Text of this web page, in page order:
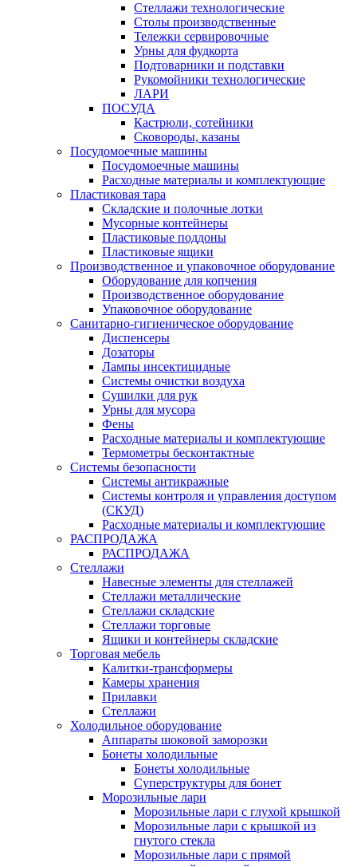
Стеллажи технологические
Столы производственные
Тележки сервировочные
Урны для фудкорта
Подтоварники и подставки
Рукомойники технологические
ЛАРИ
ПОСУДА
Кастрюли, сотейники
Сковороды, казаны
Посудомоечные машины
Посудомоечные машины
Расходные материалы и комплектующие
Пластиковая тара
Складские и полочные лотки
Мусорные контейнеры
Пластиковые поддоны
Пластиковые ящики
Производственное и упаковочное оборудование
Оборудование для копчения
Производственное оборудование
Упаковочное оборудование
Санитарно-гигиеническое оборудование
Диспенсеры
Дозаторы
Лампы инсектицидные
Системы очистки воздуха
Сушилки для рук
Урны для мусора
Фены
Расходные материалы и комплектующие
Термометры бесконтактные
Системы безопасности
Системы антикражные
Системы контроля и управления доступом
(СКУД)
Расходные материалы и комплектующие
РАСПРОДАЖА
РАСПРОДАЖА
Стеллажи
Навесные элементы для стеллажей
Стеллажи металлические
Стеллажи складские
Стеллажи торговые
Ящики и контейнеры складские
Торговая мебель
Калитки-трансформеры
Камеры хранения
Прилавки
Стеллажи
Холодильное оборудование
Аппараты шоковой заморозки
Бонеты холодильные
Бонеты холодильные
Суперструктуры для бонет
Морозильные лари
Морозильные лари с глухой крышкой
Морозильные лари с крышкой из
гнутого стекла
Морозильные лари с прямой